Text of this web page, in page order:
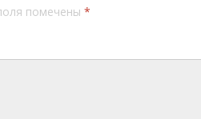
помечены *